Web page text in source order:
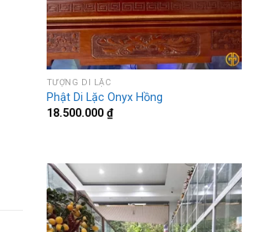
TƯỢNG DI LẶC
Phật Di Lặc Onyx Hồng
18.500.000 ₫